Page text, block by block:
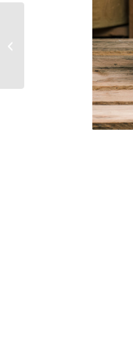
Formaggio 10 Malghe